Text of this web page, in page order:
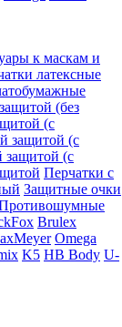
к маскам и
латексные
(без
(с
защитой (с
защитой (с
Перчатки с
Защитные очки
Brulex
Omega
K5 HB Body U-